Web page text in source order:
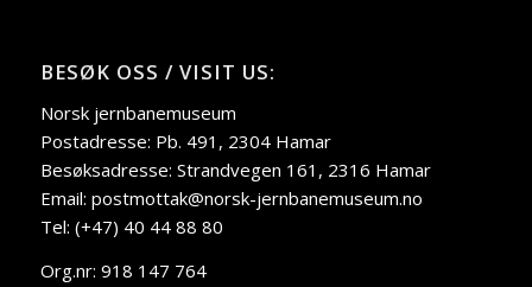
BESØK OSS / VISIT US:
Norsk jernbanemuseum
Postadresse: Pb. 491, 2304 Hamar
Besøksadresse: Strandvegen 161, 2316 Hamar
Email: postmottak@norsk-jernbanemuseum.no
Tel: (+47) 40 44 88 80
Org.nr: 918 147 764